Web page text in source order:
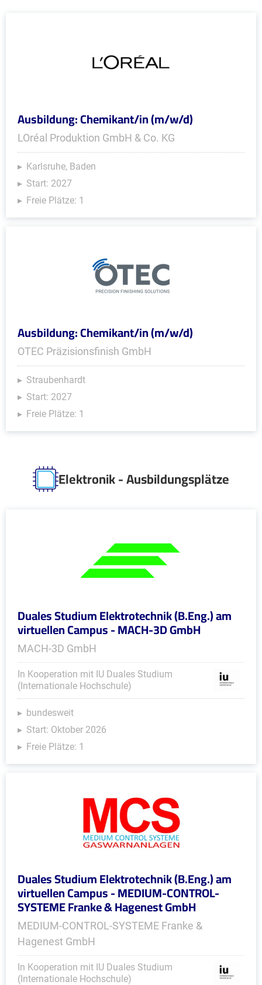
Ausbildung: Chemikant/in (m/w/d)
LOréal Produktion GmbH & Co. KG
Karlsruhe, Baden
Start: 2027
Freie Plätze: 1
Ausbildung: Chemikant/in (m/w/d)
OTEC Präzisionsfinish GmbH
Straubenhardt
Start: 2027
Freie Plätze: 1
Elektronik - Ausbildungsplätze
Duales Studium Elektrotechnik (B.Eng.) am
virtuellen Campus - MACH-3D GmbH
MACH-3D GmbH
In Kooperation mit IU Duales Studium
(Internationale Hochschule)
bundesweit
Start: Oktober 2026
Freie Plätze: 1
Duales Studium Elektrotechnik (B.Eng.) am
virtuellen Campus - MEDIUM-CONTROL-
SYSTEME Franke & Hagenest GmbH
MEDIUM-CONTROL-SYSTEME Franke &
Hagenest GmbH
In Kooperation mit IU Duales Studium
(Internationale Hochschule)